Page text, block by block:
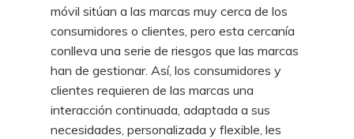
móvil sitúan a las marcas muy cerca de los
consumidores o clientes, pero esta cercanía
conlleva una serie de riesgos que las marcas
han de gestionar. Así, los consumidores y
clientes requieren de las marcas una
interacción continuada, adaptada a sus
necesidades, personalizada y flexible, les